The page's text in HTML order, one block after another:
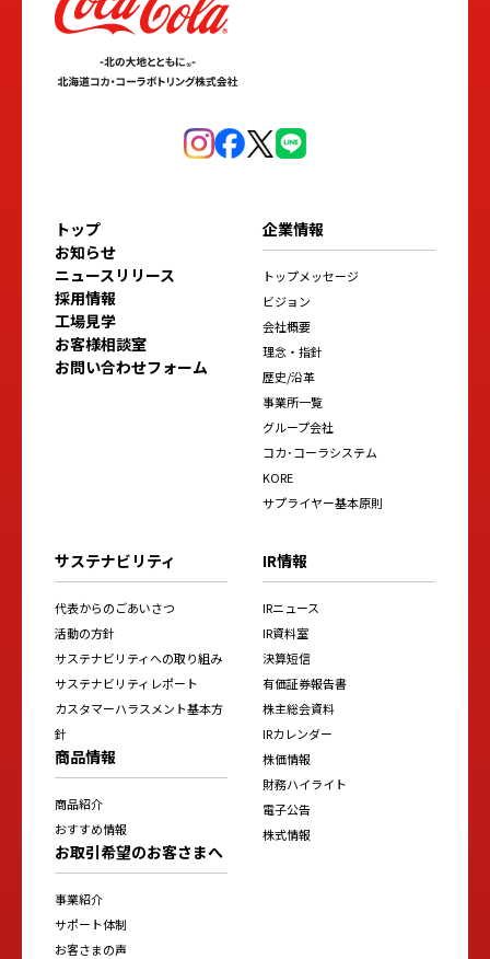
トップ
お知らせ
ニュースリリース
採用情報
工場見学
お客様相談室
お問い合わせフォーム
企業情報
トップメッセージ
ビジョン
会社概要
理念・指針
歴史/沿革
事業所一覧
グループ会社
コカ･コーラシステム
KORE
サプライヤー基本原則
サステナビリティ
代表からのごあいさつ
活動の方針
サステナビリティへの取り組み
サステナビリティレポート
カスタマーハラスメント基本方
針
商品情報
商品紹介
おすすめ情報
お取引希望のお客さまへ
事業紹介
サポート体制
お客さまの声
IR情報
IRニュース
IR資料室
決算短信
有価証券報告書
株主総会資料
IRカレンダー
株価情報
財務ハイライト
電子公告
株式情報